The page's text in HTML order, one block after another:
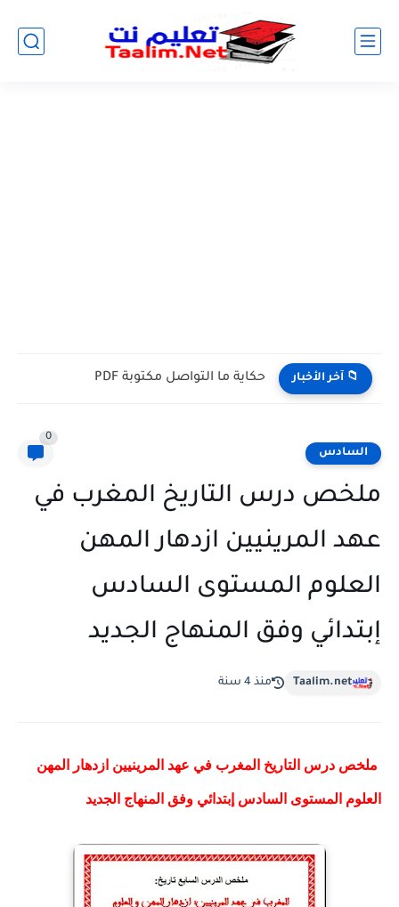
📁 آخر الأخبار حكاية ما التواصل مكتوبة PDF
السادس
0
ملخص درس التاريخ المغرب في
عهد المرينيين ازدهار المهن
العلوم المستوى السادس
إبتدائي وفق المنهاج الجديد
Taalim.net منذ 4 سنة
ملخص درس التاريخ المغرب في عهد المرينيين ازدهار المهن
العلوم المستوى السادس إبتدائي وفق المنهاج الجديد